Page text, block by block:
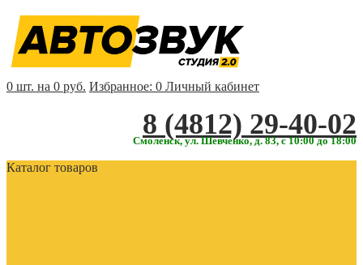
0 шт. на 0 руб. Избранное: 0 Личный кабинет
‎‎8 (4812) 29-40-02
Смоленск, ул. Шевченко, д. 83, с 10:00 до 18:00
Каталог товаров